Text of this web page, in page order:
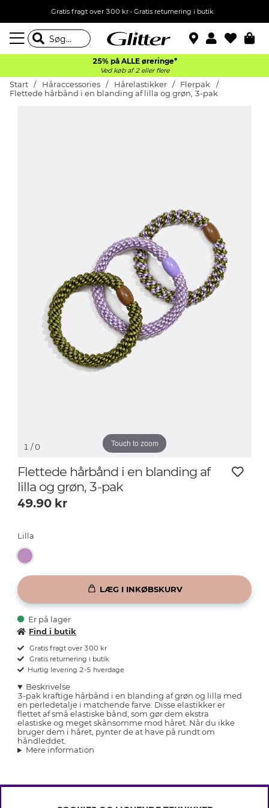
Gratis fragt over 300 kr • Gratis returnering i butik
25% på ALLE øreringe*
Ved køb af 2 eller flere
Start Håraccessories Hårelastikker
Flerpak
Flettede hårbånd i en blanding af lilla og grøn, 3-pak
Touch to zoom
1 / 0
Flettede hårbånd i en blanding af
lilla og grøn, 3-pak
49.90 kr
Lilla
LÆG I INKØBSKURV
Er på lager
Find i butik
Gratis fragt over 300 kr
Gratis returnering i butik
Hurtig levering 2-5 hverdage
Beskrivelse
3-pak kraftige hårbånd i en blanding af grøn og lilla med
en perledetalje i matchende farve. Disse elastikker er
flettet af små elastiske bånd, som gør dem ekstra
elastiske og meget skånsomme mod håret. Når du ikke
bruger dem i håret, pynter de at have på rundt om
håndleddet.
Mere information